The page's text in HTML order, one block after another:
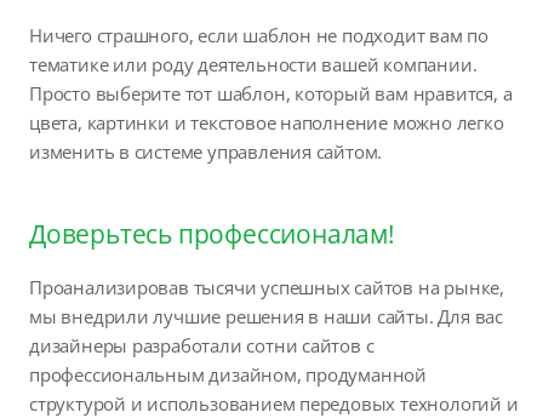
Ничего страшного, если шаблон не подходит вам по
тематике или роду деятельности вашей компании.
Просто выберите тот шаблон, который вам нравится, а
цвета, картинки и текстовое наполнение можно легко
изменить в системе управления сайтом.
Доверьтесь профессионалам!
Проанализировав тысячи успешных сайтов на рынке,
мы внедрили лучшие решения в наши сайты. Для вас
дизайнеры разработали сотни сайтов с
профессиональным дизайном, продуманной
структурой и использованием передовых технологий и